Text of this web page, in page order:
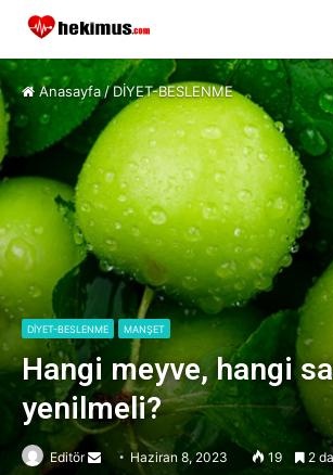
Anasayfa/ DİYET-BESLENME
DİYET-BESLENME MANŞET
Hangi meyve, hangi
yenilmeli?
Editör
SendHaziran 8, 2023 19 2